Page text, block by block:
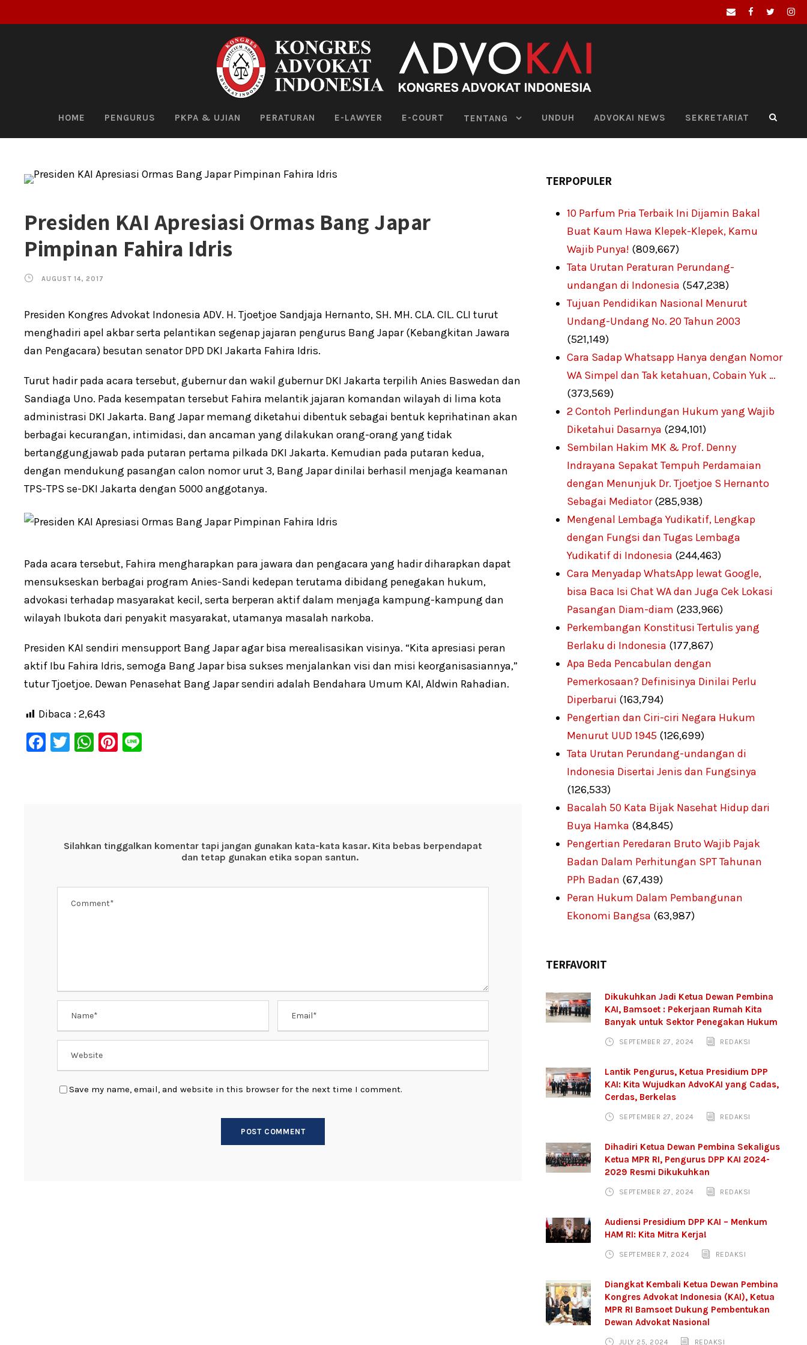
HOME PENGURUS PKPA & UJIAN PERATURAN E-LAWYER E-COURT TENTANG UNDUH ADVOKAI NEWS SEKRETARIAT
Presiden KAI Apresiasi Ormas Bang Japar
Pimpinan Fahira Idris
AUGUST 14, 2017
Presiden Kongres Advokat Indonesia ADV. H. Tjoetjoe Sandjaja Hernanto, SH. MH. CLA. CIL. CLI turut
menghadiri apel akbar serta pelantikan segenap jajaran pengurus Bang Japar (Kebangkitan Jawara
dan Pengacara) besutan senator DPD DKI Jakarta Fahira Idris.
Turut hadir pada acara tersebut, gubernur dan wakil gubernur DKI Jakarta terpilih Anies Baswedan dan
Sandiaga Uno. Pada kesempatan tersebut Fahira melantik jajaran komandan wilayah di lima kota
administrasi DKI Jakarta. Bang Japar memang diketahui dibentuk sebagai bentuk keprihatinan akan
berbagai kecurangan, intimidasi, dan ancaman yang dilakukan orang-orang yang tidak
bertanggungjawab pada putaran pertama pilkada DKI Jakarta. Kemudian pada putaran kedua,
dengan mendukung pasangan calon nomor urut 3, Bang Japar dinilai berhasil menjaga keamanan
TPS-TPS se-DKI Jakarta dengan 5000 anggotanya.
Pada acara tersebut, Fahira mengharapkan para jawara dan pengacara yang hadir diharapkan dapat
mensukseskan berbagai program Anies-Sandi kedepan terutama dibidang penegakan hukum,
advokasi terhadap masyarakat kecil, serta berperan aktif dalam menjaga kampung-kampung dan
wilayah Ibukota dari penyakit masyarakat, utamanya masalah narkoba.
Presiden KAI sendiri mensupport Bang Japar agar bisa merealisasikan visinya. “Kita apresiasi peran
aktif Ibu Fahira Idris, semoga Bang Japar bisa sukses menjalankan visi dan misi keorganisasiannya,”
tutur Tjoetjoe. Dewan Penasehat Bang Japar sendiri adalah Bendahara Umum KAI, Aldwin Rahadian.
Dibaca : 2,643
F
T
W Pi
Silahkan tinggalkan komentar tapi jangan gunakan kata-kata kasar. Kita bebas berpendapat
dan tetap gunakan etika sopan santun.
Save my name, email, and website in this browser for the next time I comment.
TERPOPULER
10 Parfum Pria Terbaik Ini Dijamin Bakal
Buat Kaum Hawa Klepek-Klepek, Kamu
Wajib Punya! (809,667)
Tata Urutan Peraturan Perundang-
undangan di Indonesia (547,238)
Tujuan Pendidikan Nasional Menurut
Undang-Undang No. 20 Tahun 2003
(521,149)
Cara Sadap Whatsapp Hanya dengan Nomor
WA Simpel dan Tak ketahuan, Cobain Yuk …
(373,569)
2 Contoh Perlindungan Hukum yang Wajib
Diketahui Dasarnya (294,101)
Sembilan Hakim MK & Prof. Denny
Indrayana Sepakat Tempuh Perdamaian
dengan Menunjuk Dr. Tjoetjoe S Hernanto
Sebagai Mediator (285,938)
Mengenal Lembaga Yudikatif, Lengkap
dengan Fungsi dan Tugas Lembaga
Yudikatif di Indonesia (244,463)
Cara Menyadap WhatsApp lewat Google,
bisa Baca Isi Chat WA dan Juga Cek Lokasi
Pasangan Diam-diam (233,966)
Perkembangan Konstitusi Tertulis yang
Berlaku di Indonesia (177,867)
Apa Beda Pencabulan dengan
Pemerkosaan? Definisinya Dinilai Perlu
Diperbarui (163,794)
Pengertian dan Ciri-ciri Negara Hukum
Menurut UUD 1945 (126,699)
Tata Urutan Perundang-undangan di
Indonesia Disertai Jenis dan Fungsinya
(126,533)
Bacalah 50 Kata Bijak Nasehat Hidup dari
Buya Hamka (84,845)
Pengertian Peredaran Bruto Wajib Pajak
Badan Dalam Perhitungan SPT Tahunan
PPh Badan (67,439)
Peran Hukum Dalam Pembangunan
Ekonomi Bangsa (63,987)
TERFAVORIT
Dikukuhkan Jadi Ketua Dewan Pembina
KAI, Bamsoet : Pekerjaan Rumah Kita
Banyak untuk Sektor Penegakan Hukum
SEPTEMBER 27, 2024 REDAKSI
Lantik Pengurus, Ketua Presidium DPP
KAI: Kita Wujudkan AdvoKAI yang Cadas,
Cerdas, Berkelas
SEPTEMBER 27, 2024 REDAKSI
Dihadiri Ketua Dewan Pembina Sekaligus
Ketua MPR RI, Pengurus DPP KAI 2024-
2029 Resmi Dikukuhkan
SEPTEMBER 27, 2024 REDAKSI
Audiensi Presidium DPP KAI – Menkum
HAM RI: Kita Mitra Kerja!
SEPTEMBER 7, 2024 REDAKSI
Diangkat Kembali Ketua Dewan Pembina
Kongres Advokat Indonesia (KAI), Ketua
MPR RI Bamsoet Dukung Pembentukan
Dewan Advokat Nasional
JULY 25, 2024 REDAKSI